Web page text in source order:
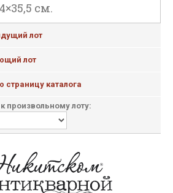
см.
лот
лот
страницу каталога
произвольному лоту: